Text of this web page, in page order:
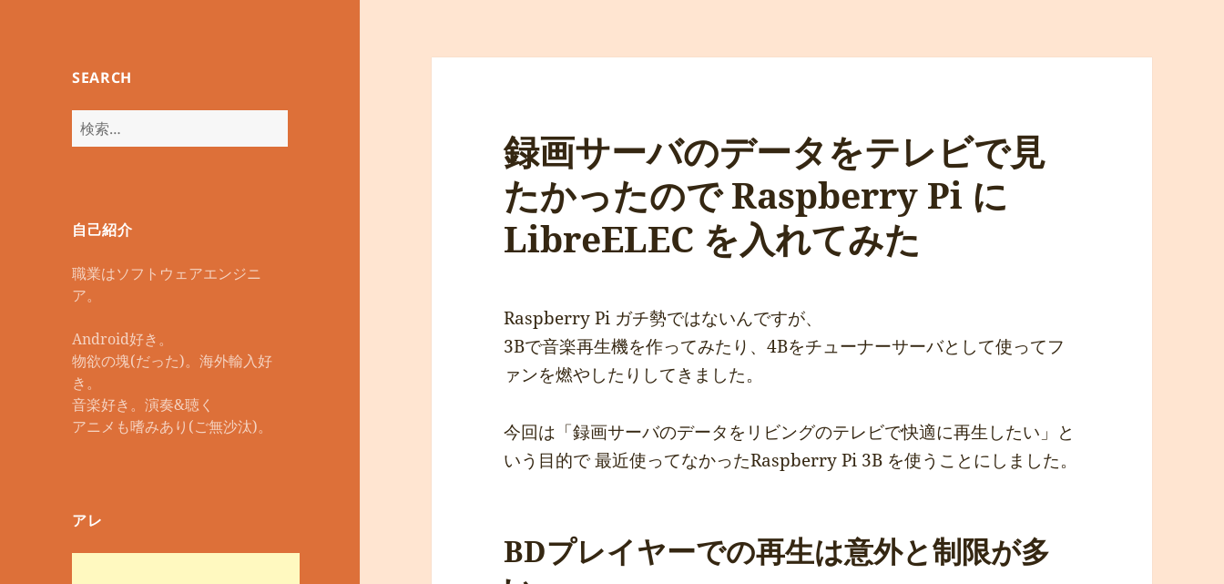
SEARCH
検
索:
自己紹介
職業はソフトウェアエンジニ
ア。
Android好き。
物欲の塊(だった)。海外輸入好
き。
音楽好き。演奏&聴く
アニメも嗜みあり(ご無沙汰)。
アレ
録画サーバのデータをテレビで見
たかったので Raspberry Pi に
LibreELEC を入れてみた
Raspberry Pi ガチ勢ではないんですが、
3Bで音楽再生機を作ってみたり、4Bをチューナーサーバとして使ってフ
ァンを燃やしたりしてきました。
今回は「録画サーバのデータをリビングのテレビで快適に再生したい」と
いう目的で 最近使ってなかったRaspberry Pi 3B を使うことにしました。
BDプレイヤーでの再生は意外と制限が多